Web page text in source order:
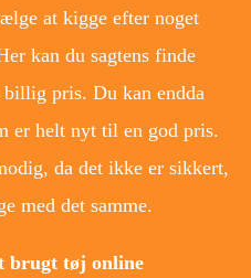
at kigge efter noget
kan du sagtens finde
pris. Du kan endda
er helt nyt til en god pris.
da det ikke er sikkert,
med det samme.
brugt tøj online